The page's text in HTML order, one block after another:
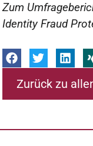
Zum
Identity Fraud
Zurück zu